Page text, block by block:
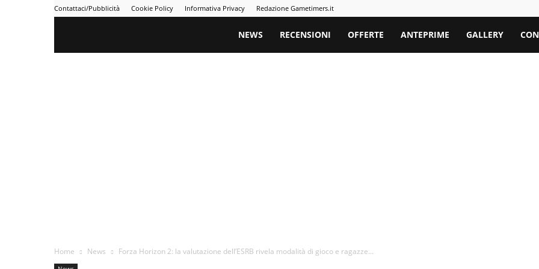
Contattaci/Pubblicità Cookie Policy Informativa Privacy Redazione Gametimers.it
Gametimers
NEWS RECENSIONI OFFERTE ANTEPRIME GALLERY
Home News Forza Horizon 2: la valutazione dell’ESRB rivela modalità di gioco e ragazze...